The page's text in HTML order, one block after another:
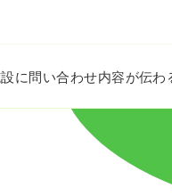
に問い合わせ内容が伝わ